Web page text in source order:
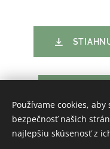
Používame cookies,
bezpečnosť našich
najlepšiu skúsenosť z